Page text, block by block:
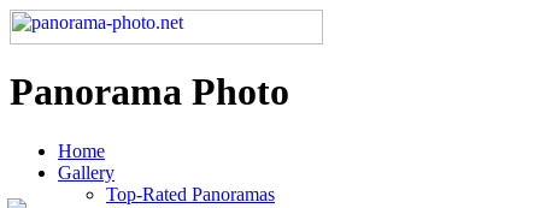
Panorama Photo
Home
Gallery
Top-Rated Panoramas